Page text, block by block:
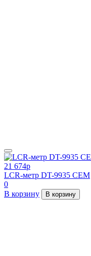
21 674p
LCR-метр DT-9935 CEM
0
В корзину
В корзину